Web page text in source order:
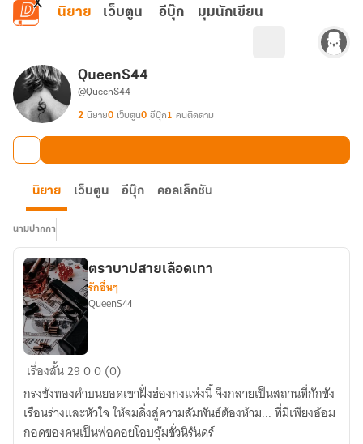
ข้ามไปยังเนื้อหาหลัก
นิยาย เว็บตูน อีบุ๊ก มุมนักเขียน
QueenS44
@QueenS44
2 นิยาย0 เว็บตูน0 อีบุ๊ก1 คนติดตาม
นิยาย เว็บตูน อีบุ๊ก คอลเล็กชัน
นามปากกา
ตราบาป
สาย
เลือด
เทา
ตราบาปสายเลือดเทา
รักอื่นๆ
QueenS44
เรื่องสั้น2900 (0)
กรงขังทองคำบนยอดเขาฝั่งฮ่องกงแห่งนี้ จึงกลายเป็นสถานที่กักขัง
เรือนร่างและหัวใจ ให้จมดิ่งสู่ความสัมพันธ์ต้องห้าม... ที่มีเพียงอ้อม
กอดของคนเป็นพ่อคอยโอบอุ้มชั่วนิรันดร์